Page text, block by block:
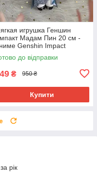
игрушка Геншин
Мадам Пин 20 см -
Genshin Impact
до відправки
₴ 950 ₴
Купити
рік